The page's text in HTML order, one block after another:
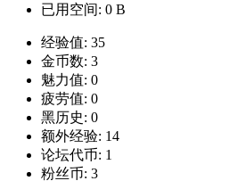
已用空间: 0 B
经验值: 35
金币数: 3
魅力值: 0
疲劳值: 0
黑历史: 0
额外经验: 14
论坛代币: 1
粉丝币: 3